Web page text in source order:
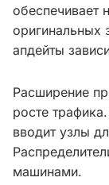
обеспечивает
оригинальных
апдейты
Расширение
росте
вводит узлы
машинами.